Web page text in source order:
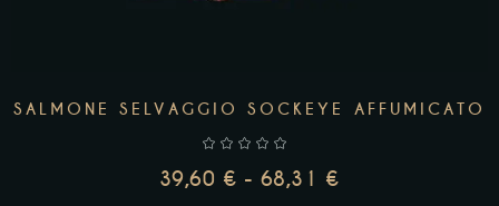
SALMONE SELVAGGIO SOCKEYE AFFUMICATO
39,60 € - 68,31 €